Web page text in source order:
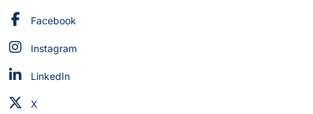
Myndigheten för civilt försvar på
Facebook
Myndigheten för civilt försvar på
Instagram
Myndigheten för civilt försvar på
LinkedIn
Myndigheten för civilt försvar på
X